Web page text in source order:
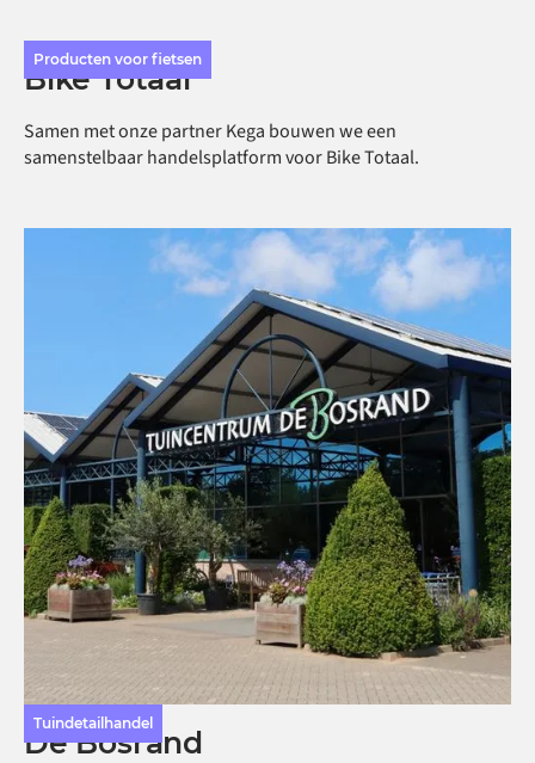
Producten voor fietsen
Bike Totaal
Samen met onze partner Kega bouwen we een
samenstelbaar handelsplatform voor Bike Totaal.
Tuindetailhandel
De Bosrand